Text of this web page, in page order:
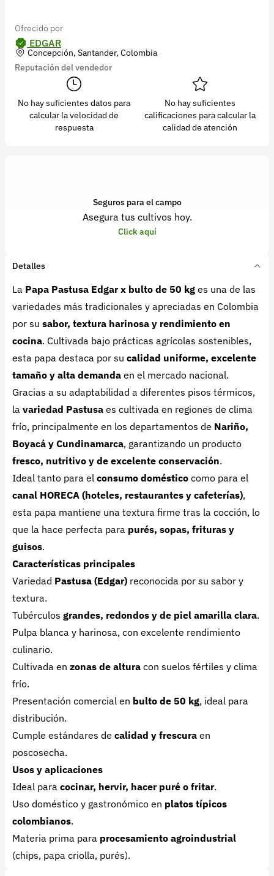
Ofrecido por
EDGAR
Concepción, Santander, Colombia
Reputación del vendedor
No hay suficientes datos para
calcular la velocidad de
respuesta
No hay suficientes
calificaciones para calcular la
calidad de atención
Seguros para el campo
Asegura tus cultivos hoy.
Click aquí
Detalles
La Papa Pastusa Edgar x bulto de 50 kg es una de las
variedades más tradicionales y apreciadas en Colombia
por su sabor, textura harinosa y rendimiento en
cocina. Cultivada bajo prácticas agrícolas sostenibles,
esta papa destaca por su calidad uniforme, excelente
tamaño y alta demanda en el mercado nacional.
Gracias a su adaptabilidad a diferentes pisos térmicos,
la variedad Pastusa es cultivada en regiones de clima
frío, principalmente en los departamentos de Nariño,
Boyacá y Cundinamarca, garantizando un producto
fresco, nutritivo y de excelente conservación.
Ideal tanto para el consumo doméstico como para el
canal HORECA (hoteles, restaurantes y cafeterías),
esta papa mantiene una textura firme tras la cocción, lo
que la hace perfecta para purés, sopas, frituras y
guisos.
Características principales
Variedad Pastusa (Edgar) reconocida por su sabor y
textura.
Tubérculos grandes, redondos y de piel amarilla clara.
Pulpa blanca y harinosa, con excelente rendimiento
culinario.
Cultivada en zonas de altura con suelos fértiles y clima
frío.
Presentación comercial en bulto de 50 kg, ideal para
distribución.
Cumple estándares de calidad y frescura en
poscosecha.
Usos y aplicaciones
Ideal para cocinar, hervir, hacer puré o fritar.
Uso doméstico y gastronómico en platos típicos
colombianos.
Materia prima para procesamiento agroindustrial
(chips, papa criolla, purés).